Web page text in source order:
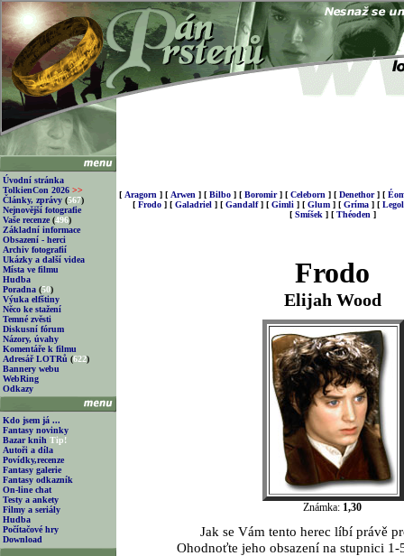
Úvodní stránka
TolkienCon 2026 >>
Články, zprávy (567)
Nejnovější fotografie
Vaše recenze (496)
Základní informace
Obsazení - herci
Archiv fotografií
Ukázky a další videa
Místa ve filmu
Hudba
Poradna (50)
Výuka elfštiny
Něco ke stažení
Temné zvěsti
Diskusní fórum
Názory, úvahy
Komentáře k filmu
Adresář LOTRů (622)
Bannery webu
WebRing
Odkazy
Kdo jsem já ...
Fantasy novinky
Bazar knih Tip!
Autoři a díla
Povídky,recenze
Fantasy galerie
Fantasy odkazník
On-line chat
Testy a ankety
Filmy a seriály
Hudba
Počítačové hry
Download
[ Aragorn ] [ Arwen ] [Bilbo ] [Boromir] [Celeborn ] [Denethor] [
[ Frodo ] [ Galadriel ] [ Gandalf] [ Gimli ] [ Glum ] [ Gríma ] [
[ Smíšek ] [ Théoden ]
Frodo
Elijah Wood
Známka: 1,30
Jak se Vám tento herec líbí právě
Ohodnoťte jeho obsazení na stupnici